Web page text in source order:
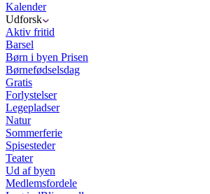
Kalender
Udforsk
Aktiv fritid
Barsel
Børn i byen Prisen
Børnefødselsdag
Gratis
Forlystelser
Legepladser
Natur
Sommerferie
Spisesteder
Teater
Ud af byen
Medlemsfordele